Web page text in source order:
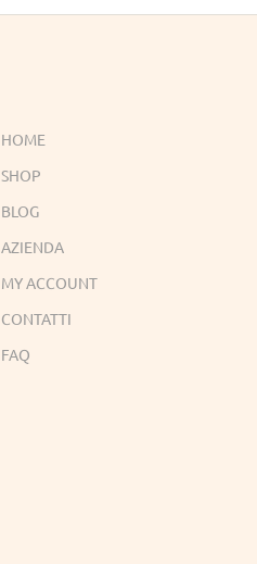
HOME
SHOP
BLOG
AZIENDA
MY ACCOUNT
CONTATTI
FAQ